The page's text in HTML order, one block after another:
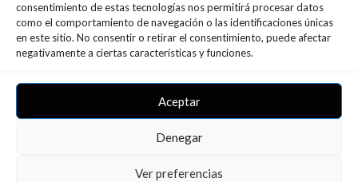
consentimiento de estas tecnologías nos permitirá procesar datos
como el comportamiento de navegación o las identificaciones únicas
en este sitio. No consentir o retirar el consentimiento, puede afectar
negativamente a ciertas características y funciones.
Aceptar
Denegar
Ver preferencias
Tarragona